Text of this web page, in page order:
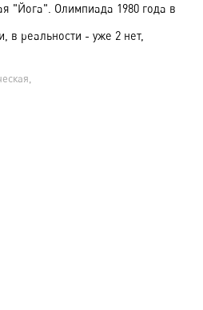
"Йога". Олимпиада 1980 года в
реальности - уже 2 нет,